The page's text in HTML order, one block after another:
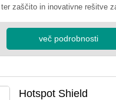
zaščito in inovativne rešitve
več podrobnosti
Hotspot Shield